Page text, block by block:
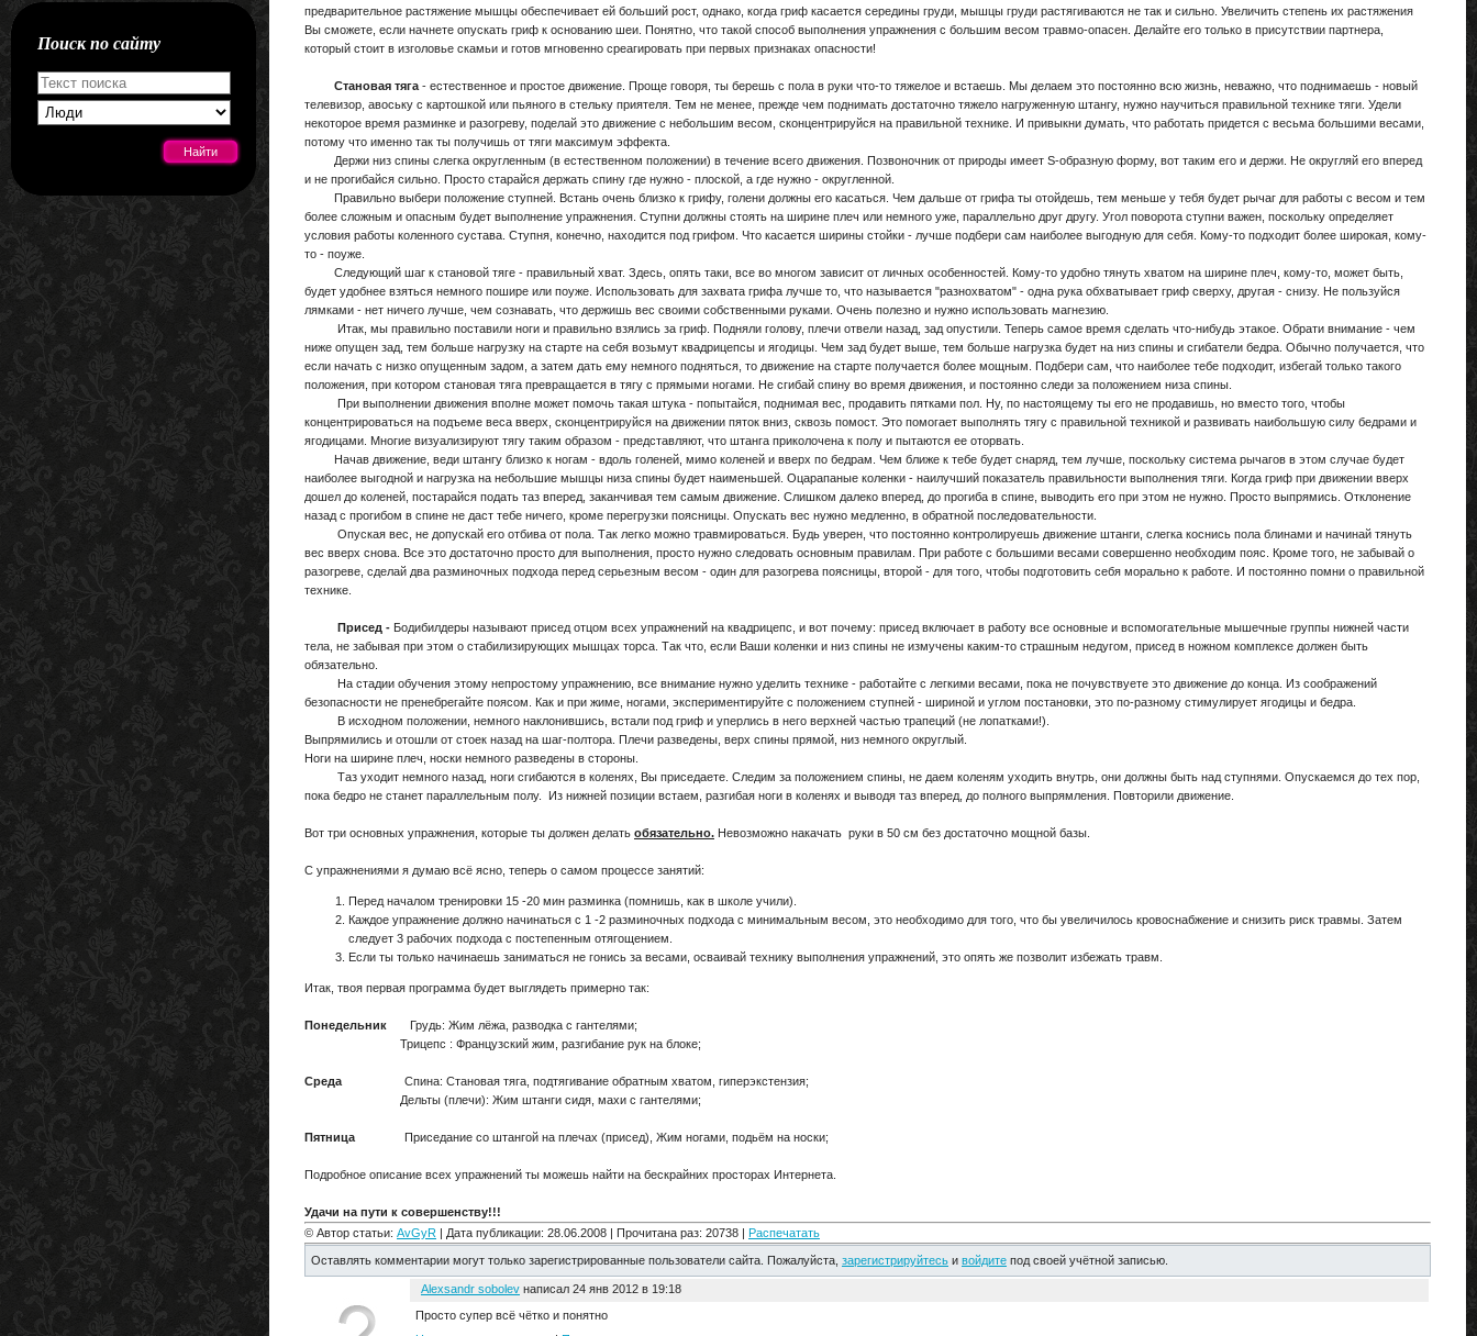
Поиск по сайту
предварительное растяжение мышцы обеспечивает ей больший рост, однако, когда гриф касается середины груди, мышцы груди растягиваются не так и сильно. Увеличить степень их растяжения
Вы сможете, если начнете опускать гриф к основанию шеи. Понятно, что такой способ выполнения упражнения с большим весом травмо-опасен. Делайте его только в присутствии партнера,
который стоит в изголовье скамьи и готов мгновенно среагировать при первых признаках опасности!
Становая тяга - естественное и простое движение. Проще говоря, ты берешь с пола в руки что-то тяжелое и встаешь. Мы делаем это постоянно всю жизнь, неважно, что поднимаешь - новый
телевизор, авоську с картошкой или пьяного в стельку приятеля. Тем не менее, прежде чем поднимать достаточно тяжело нагруженную штангу, нужно научиться правильной технике тяги. Удели
некоторое время разминке и разогреву, поделай это движение с небольшим весом, сконцентрируйся на правильной технике. И привыкни думать, что работать придется с весьма большими весами,
потому что именно так ты получишь от тяги максимум эффекта.
Держи низ спины слегка округленным (в естественном положении) в течение всего движения. Позвоночник от природы имеет S-образную форму, вот таким его и держи. Не округляй его вперед
и не прогибайся сильно. Просто старайся держать спину где нужно - плоской, а где нужно - округленной.
Правильно выбери положение ступней. Встань очень близко к грифу, голени должны его касаться. Чем дальше от грифа ты отойдешь, тем меньше у тебя будет рычаг для работы с весом и тем
более сложным и опасным будет выполнение упражнения. Ступни должны стоять на ширине плеч или немного уже, параллельно друг другу. Угол поворота ступни важен, поскольку определяет
условия работы коленного сустава. Ступня, конечно, находится под грифом. Что касается ширины стойки - лучше подбери сам наиболее выгодную для себя. Кому-то подходит более широкая, кому-
то - поуже.
Следующий шаг к становой тяге - правильный хват. Здесь, опять таки, все во многом зависит от личных особенностей. Кому-то удобно тянуть хватом на ширине плеч, кому-то, может быть,
будет удобнее взяться немного пошире или поуже. Использовать для захвата грифа лучше то, что называется "разнохватом" - одна рука обхватывает гриф сверху, другая - снизу. Не пользуйся
лямками - нет ничего лучше, чем сознавать, что держишь вес своими собственными руками. Очень полезно и нужно использовать магнезию.
Итак, мы правильно поставили ноги и правильно взялись за гриф. Подняли голову, плечи отвели назад, зад опустили. Теперь самое время сделать что-нибудь этакое. Обрати внимание - чем
ниже опущен зад, тем больше нагрузку на старте на себя возьмут квадрицепсы и ягодицы. Чем зад будет выше, тем больше нагрузка будет на низ спины и сгибатели бедра. Обычно получается, что
если начать с низко опущенным задом, а затем дать ему немного подняться, то движение на старте получается более мощным. Подбери сам, что наиболее тебе подходит, избегай только такого
положения, при котором становая тяга превращается в тягу с прямыми ногами. Не сгибай спину во время движения, и постоянно следи за положением низа спины.
При выполнении движения вполне может помочь такая штука - попытайся, поднимая вес, продавить пятками пол. Ну, по настоящему ты его не продавишь, но вместо того, чтобы
концентрироваться на подъеме веса вверх, сконцентрируйся на движении пяток вниз, сквозь помост. Это помогает выполнять тягу с правильной техникой и развивать наибольшую силу бедрами и
ягодицами. Многие визуализируют тягу таким образом - представляют, что штанга приколочена к полу и пытаются ее оторвать.
Начав движение, веди штангу близко к ногам - вдоль голеней, мимо коленей и вверх по бедрам. Чем ближе к тебе будет снаряд, тем лучше, поскольку система рычагов в этом случае будет
наиболее выгодной и нагрузка на небольшие мышцы низа спины будет наименьшей. Оцарапаные коленки - наилучший показатель правильности выполнения тяги. Когда гриф при движении вверх
дошел до коленей, постарайся подать таз вперед, заканчивая тем самым движение. Слишком далеко вперед, до прогиба в спине, выводить его при этом не нужно. Просто выпрямись. Отклонение
назад с прогибом в спине не даст тебе ничего, кроме перегрузки поясницы. Опускать вес нужно медленно, в обратной последовательности.
Опуская вес, не допускай его отбива от пола. Так легко можно травмироваться. Будь уверен, что постоянно контролируешь движение штанги, слегка коснись пола блинами и начинай тянуть
вес вверх снова. Все это достаточно просто для выполнения, просто нужно следовать основным правилам. При работе с большими весами совершенно необходим пояс. Кроме того, не забывай о
разогреве, сделай два разминочных подхода перед серьезным весом - один для разогрева поясницы, второй - для того, чтобы подготовить себя морально к работе. И постоянно помни о правильной
технике.
Присед - Бодибилдеры называют присед отцом всех упражнений на квадрицепс, и вот почему: присед включает в работу все основные и вспомогательные мышечные группы нижней части
тела, не забывая при этом о стабилизирующих мышцах торса. Так что, если Ваши коленки и низ спины не измучены каким-то страшным недугом, присед в ножном комплексе должен быть
обязательно.
На стадии обучения этому непростому упражнению, все внимание нужно уделить технике - работайте с легкими весами, пока не почувствуете это движение до конца. Из соображений
безопасности не пренебрегайте поясом. Как и при жиме, ногами, экспериментируйте с положением ступней - шириной и углом постановки, это по-разному стимулирует ягодицы и бедра.
В исходном положении, немного наклонившись, встали под гриф и уперлись в него верхней частью трапеций (не лопатками!).
Выпрямились и отошли от стоек назад на шаг-полтора. Плечи разведены, верх спины прямой, низ немного округлый.
Ноги на ширине плеч, носки немного разведены в стороны.
Таз уходит немного назад, ноги сгибаются в коленях, Вы приседаете. Следим за положением спины, не даем коленям уходить внутрь, они должны быть над ступнями. Опускаемся до тех пор,
пока бедро не станет параллельным полу. Из нижней позиции встаем, разгибая ноги в коленях и выводя таз вперед, до полного выпрямления. Повторили движение.
Вот три основных упражнения, которые ты должен делать обязательно. Невозможно накачать руки в 50 см без достаточно мощной базы.
С упражнениями я думаю всё ясно, теперь о самом процессе занятий:
Перед началом тренировки 15 -20 мин разминка (помнишь, как в школе учили).
Каждое упражнение должно начинаться с 1 -2 разминочных подхода с минимальным весом, это необходимо для того, что бы увеличилось кровоснабжение и снизить риск травмы. Затем
следует 3 рабочих подхода с постепенным отягощением.
Если ты только начинаешь заниматься не гонись за весами, осваивай технику выполнения упражнений, это опять же позволит избежать травм.
Итак, твоя первая программа будет выглядеть примерно так:
Понедельник Грудь: Жим лёжа, разводка с гантелями;
Трицепс : Французский жим, разгибание рук на блоке;
Среда Спина: Становая тяга, подтягивание обратным хватом, гиперэкстензия;
Дельты (плечи): Жим штанги сидя, махи с гантелями;
Пятница Приседание со штангой на плечах (присед), Жим ногами, подьём на носки;
Подробное описание всех упражнений ты можешь найти на бескрайних просторах Интернета.
Удачи на пути к совершенству!!!
© Автор статьи: AvGyR | Дата публикации: 28.06.2008 | Прочитана раз: 20738 | Распечатать
Оставлять комментарии могут только зарегистрированные пользователи сайта. Пожалуйста, зарегистрируйтесь и войдите под своей учётной записью.
Alexsandr sobolev написал 24 янв 2012 в 19:18
Просто супер всё чётко и понятно